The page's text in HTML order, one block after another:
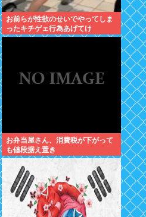
お前らが性欲のせいでやってしま
ったキチゲェ行為あげてけ
お弁当屋さん、消費税が下がって
も値段据え置き